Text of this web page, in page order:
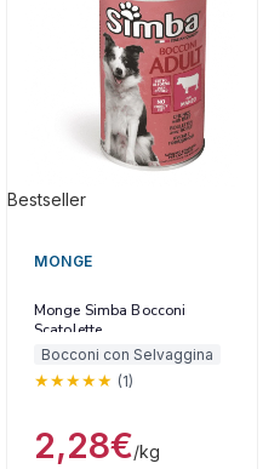
Bestseller
MONGE
Monge Simba Bocconi
Scatolette
Bocconi con Selvaggina
(1)
2,28€/kg